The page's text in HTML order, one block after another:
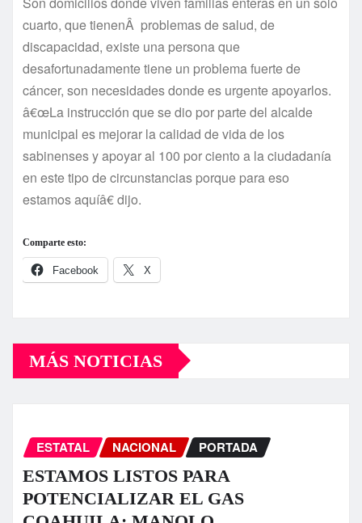
cuarto, que tienenÂ problemas de salud, de
discapacidad, existe una persona que
desafortunadamente tiene un problema fuerte de
cáncer, son necesidades donde es urgente apoyarlos.
â€œLa instrucción que se dio por parte del alcalde
municipal es mejorar la calidad de vida de los
sabinenses y apoyar al 100 por ciento a la ciudadaní­a
en este tipo de circunstancias porque para eso
estamos aquí­â€ dijo.
Comparte esto:
Facebook X
MÁS NOTICIAS
ESTATAL NACIONAL PORTADA
ESTAMOS LISTOS PARA
POTENCIALIZAR EL GAS